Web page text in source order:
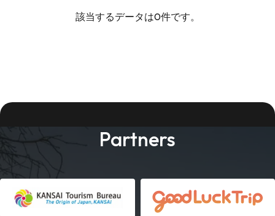
該当するデータは0件です。
Partners